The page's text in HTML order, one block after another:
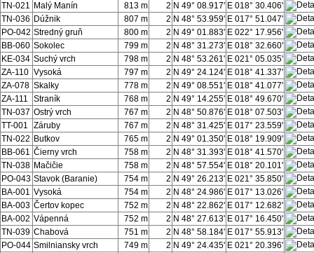
TN-021 Malý Manín 813 m 2 N 49° 08.917' E 018° 30.406'
TN-036 Dúžnik 807 m 2 N 48° 53.959' E 017° 51.047'
PO-042 Stredný gruň 800 m 2 N 49° 01.883' E 022° 17.956'
BB-060 Sokolec 799 m 2 N 48° 31.273' E 018° 32.660'
KE-034 Suchý vrch 798 m 2 N 48° 53.261' E 021° 05.035'
ZA-110 Vysoká 797 m 2 N 49° 24.124' E 018° 41.337'
ZA-078 Skalky 778 m 2 N 49° 08.551' E 018° 41.077'
ZA-111
Straník 768 m 2 N 49° 14.255' E 018° 49.670'
TN-037 Ostrý vrch 767 m 2 N 48° 50.876' E 018° 07.503'
TT-001
Záruby 767 m 2 N 48° 31.425' E 017° 23.559'
TN-022 Butkov 765 m 2 N 49° 01.350' E 018° 19.909'
BB-061 Čierny vrch 758 m 2 N 48° 31.393' E 018° 41.570'
TN-038 Mačičie 758 m 2 N 48° 57.554' E 018° 20.101'
PO-043 Stavok (Baranie) 754 m 2 N 49° 26.213' E 021° 35.850'
BA-001 Vysoká 754 m 2 N 48° 24.986' E 017° 13.026'
BA-003 Čertov kopec 752 m 2 N 48° 22.862' E 017° 12.682'
BA-002 Vápenná 752 m 2 N 48° 27.613' E 017° 16.450'
TN-039 Chabová 751 m 2 N 48° 58.184' E 017° 55.913'
PO-044 Smilniansky vrch 749 m 2 N 49° 24.435' E 021° 20.396'